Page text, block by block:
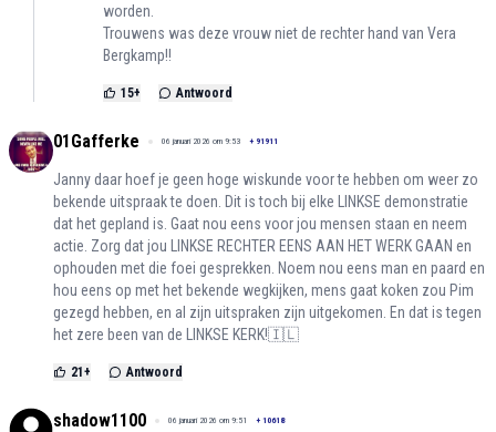
worden.
Trouwens was deze vrouw niet de rechter hand van Vera
Bergkamp!!
15+ Antwoord
01Gafferke 06 januari 2026 om 9:53 + 91911
Janny daar hoef je geen hoge wiskunde voor te hebben om weer zo
bekende uitspraak te doen. Dit is toch bij elke LINKSE demonstratie
dat het gepland is. Gaat nou eens voor jou mensen staan en neem
actie. Zorg dat jou LINKSE RECHTER EENS AAN HET WERK GAAN en
ophouden met die foei gesprekken. Noem nou eens man en paard en
hou eens op met het bekende wegkijken, mens gaat koken zou Pim
gezegd hebben, en al zijn uitspraken zijn uitgekomen. En dat is tegen
het zere been van de LINKSE KERK!🇮🇱
21+ Antwoord
shadow1100 06 januari 2026 om 9:51 + 10618